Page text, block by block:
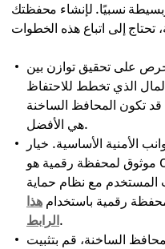
المحافظ غير الائتمانية
محافظ الأجهزة
نسبيًا. لإنشاء محفظتك
على تحقيق توازن بين
الذي تخطط للاحتفاظ
تكون المحافظ الساخنة
هي الأفضل.
الأمنية الأساسية. خيار
موثوق لمحفظة رقمية هو Cryptomus. توفر الواجهة سهلة
المستخدم مع نظام حماية
رقمية باستخدام هذا
الرابط.
الساخنة، قم بتثبيت